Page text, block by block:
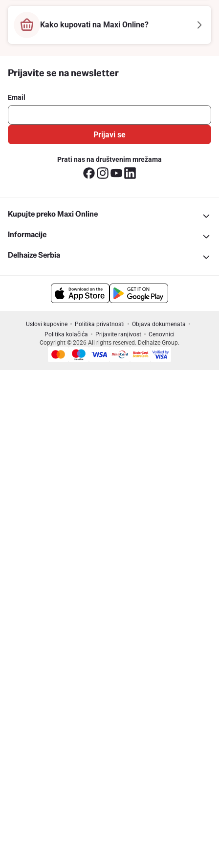
Kako kupovati na Maxi Online?
Prijavite se na newsletter
Email
Prijavi se
Prati nas na društvenim mrežama
Kupujte preko Maxi Online
Informacije
Delhaize Serbia
Uslovi kupovine Politika privatnosti
Objava dokumenata
Politika kolačića
Prijavite ranjivost
Cenovnici
Copyright © 2026 All rights reserved. Delhaize Group.